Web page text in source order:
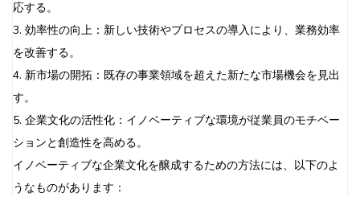
応する。
3. 効率性の向上：新しい技術やプロセスの導入により、業務効率
を改善する。
4. 新市場の開拓：既存の事業領域を超えた新たな市場機会を見出
す。
5. 企業文化の活性化：イノベーティブな環境が従業員のモチベー
ションと創造性を高める。
イノベーティブな企業文化を醸成するための方法には、以下のよ
うなものがあります：